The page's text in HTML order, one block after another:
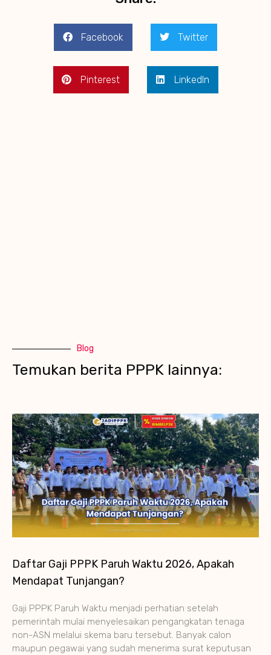
Facebook Twitter
Pinterest LinkedIn
Blog
Temukan berita PPPK lainnya:
Daftar Gaji PPPK Paruh Waktu 2026, Apakah
Mendapat Tunjangan?
Gaji PPPK Paruh Waktu menjadi perhatian setelah
pemerintah mulai menyelesaikan pengangkatan tenaga
non-ASN melalui skema baru tersebut. Banyak calon
maupun pegawai yang sudah menerima surat keputusan